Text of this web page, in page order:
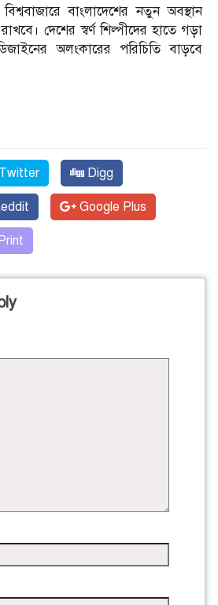
বাংলাদেশের নতুন অবস্থান
দেশের স্বর্ণ শিল্পীদের হাতে গড়া
অলংকারের পরিচিতি বাড়বে
Twitter Digg
Google Plus